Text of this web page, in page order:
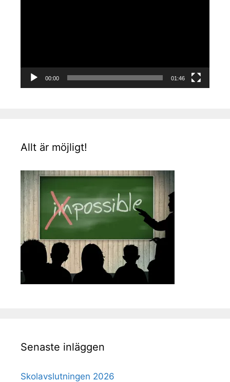
00:00 01:46
Allt är möjligt!
Senaste inläggen
Skolavslutningen 2026